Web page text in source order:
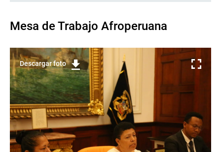
Mesa de Trabajo Afroperuana
Descargar foto